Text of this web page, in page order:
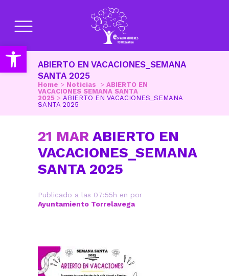
Abrir barra de herramientas
ABIERTO EN VACACIONES_SEMANA
SANTA 2025
Home > Noticias > ABIERTO EN
VACACIONES SEMANA SANTA
2025 > ABIERTO EN VACACIONES_SEMANA
SANTA 2025
21 MAR ABIERTO EN
VACACIONES_SEMANA
SANTA 2025
Publicado a las 07:55h en por
Ayuntamiento Torrelavega